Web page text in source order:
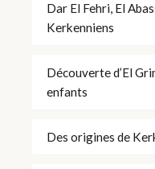
Dar El Fehri, El
Kerkenniens
Découverte d’El
enfants
Des origines de